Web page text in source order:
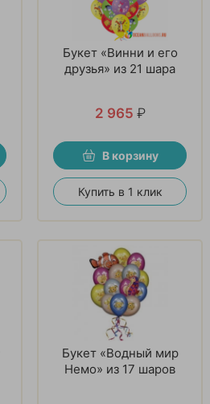
Букет «Винни и его
друзья» из 21 шара
2 965 ₽
В корзину
Купить в 1 клик
Букет «Водный мир
Немо» из 17 шаров